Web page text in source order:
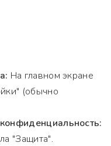
На главном экране
(обычно
"Защита".